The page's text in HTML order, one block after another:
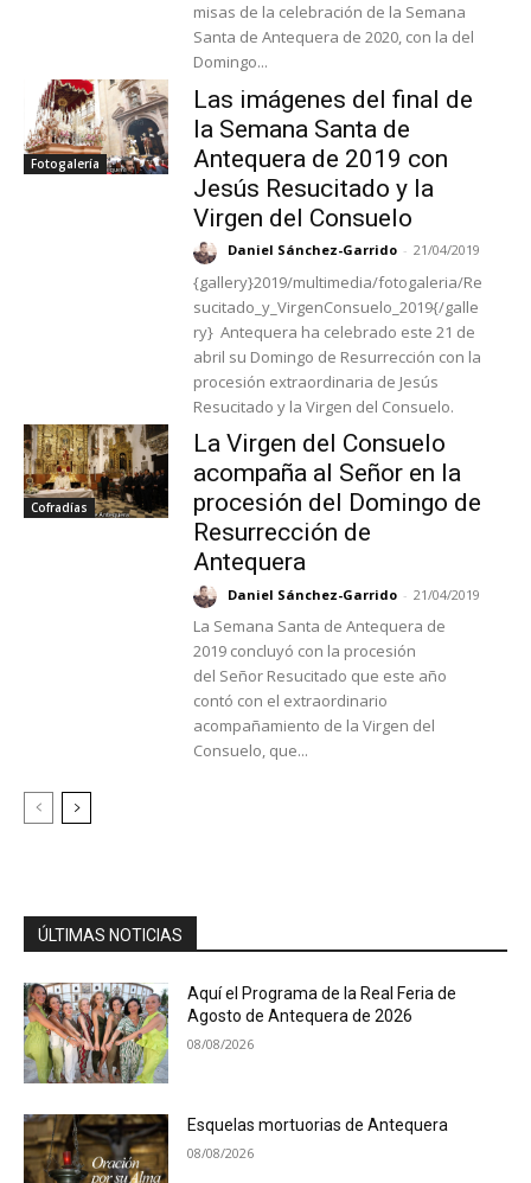
misas de la celebración de la Semana
Santa de Antequera de 2020, con la del
Domingo...
Fotogalería
Las imágenes del final de
la Semana Santa de
Antequera de 2019 con
Jesús Resucitado y la
Virgen del Consuelo
Daniel Sánchez-Garrido - 21/04/2019
{gallery}2019/multimedia/fotogaleria/Re
sucitado_y_VirgenConsuelo_2019{/galle
ry} Antequera ha celebrado este 21 de
abril su Domingo de Resurrección con la
procesión extraordinaria de Jesús
Resucitado y la Virgen del Consuelo.
Cofradías
La Virgen del Consuelo
acompaña al Señor en la
procesión del Domingo de
Resurrección de
Antequera
Daniel Sánchez-Garrido - 21/04/2019
La Semana Santa de Antequera de
2019 concluyó con la procesión
del Señor Resucitado que este año
contó con el extraordinario
acompañamiento de la Virgen del
Consuelo, que...
ÚLTIMAS NOTICIAS
Aquí el Programa de la Real Feria de
Agosto de Antequera de 2026
08/08/2026
Esquelas mortuorias de Antequera
08/08/2026